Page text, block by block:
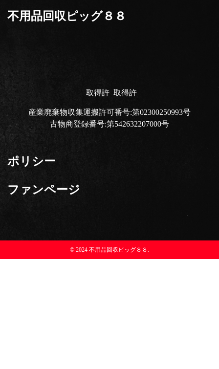
不用品回収ピッグ８８
取得許 取得許
産業廃棄物収集運搬許可番号:第02300250993号
古物商登録番号:第542632207000号
ポリシー
ファンページ
© 2024 不用品回収ピッグ８８.